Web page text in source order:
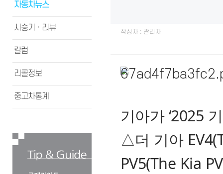
자동차뉴스
시승기ㆍ리뷰
칼럼
리콜정보
중고차통계
작성자 : 관리자
기아가 ‘2025
△더 기아
PV5(The Kia